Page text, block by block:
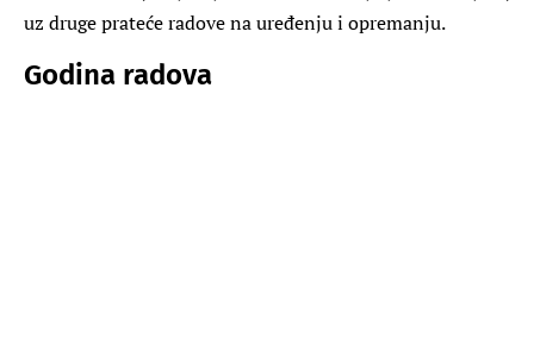
uz druge prateće radove na uređenju i opremanju.
Godina radova